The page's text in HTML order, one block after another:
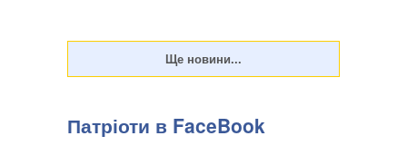
Патріоти в FaceBook